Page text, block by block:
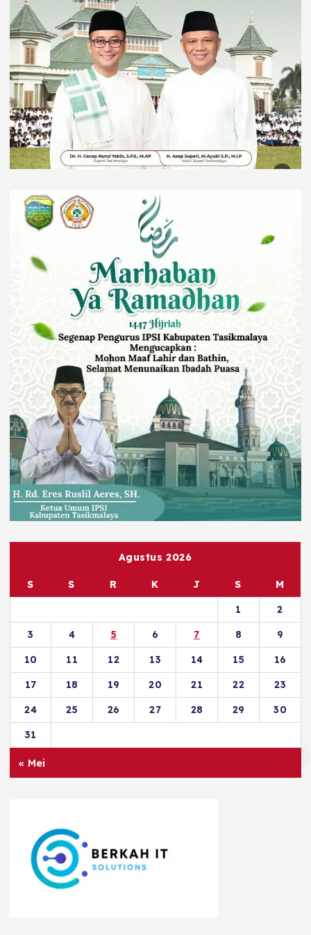
Agustus 2026
S S R K J S
M
1
2
3
4 5 6 7 8
9
10
11 12 13 14 15
16
17
18 19 20 21 22
23
24
25 26 27 28 29
30
31
« Mei